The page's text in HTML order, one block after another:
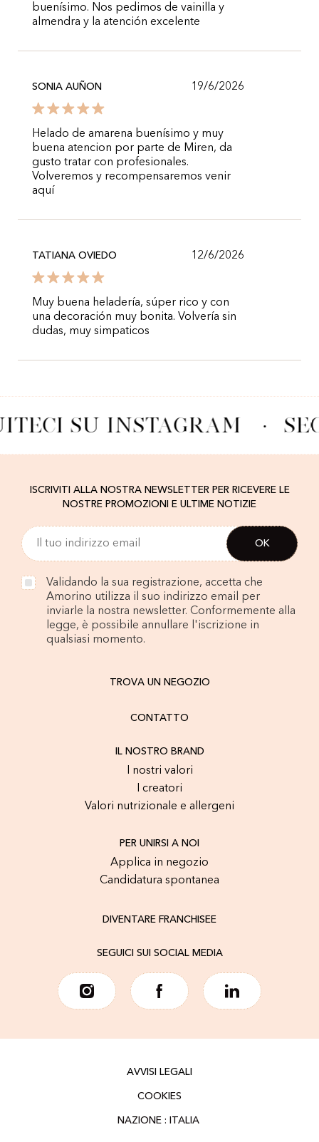
buenísimo. Nos pedimos de vainilla y
almendra y la atención excelente
SONIA AUÑON 19/6/2026
Helado de amarena buenísimo y muy
buena atencion por parte de Miren, da
gusto tratar con profesionales.
Volveremos y recompensaremos venir
aquí
TATIANA OVIEDO 12/6/2026
Muy buena heladería, súper rico y con
una decoración muy bonita. Volvería sin
dudas, muy simpaticos
SU INSTAGRAM ·
ISCRIVITI ALLA NOSTRA NEWSLETTER PER RICEVERE LE
NOSTRE PROMOZIONI E ULTIME NOTIZIE
Validando la sua registrazione, accetta che
Amorino utilizza il suo indirizzo email per
inviarle la nostra newsletter. Conformemente alla
legge, è possibile annullare l'iscrizione in
qualsiasi momento.
TROVA UN NEGOZIO
CONTATTO
IL NOSTRO BRAND
I nostri valori
I creatori
Valori nutrizionale e allergeni
PER UNIRSI A NOI
Applica in negozio
Candidatura spontanea
DIVENTARE FRANCHISEE
SEGUICI SUI SOCIAL MEDIA
AVVISI LEGALI
COOKIES